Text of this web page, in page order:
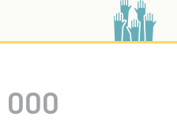
000